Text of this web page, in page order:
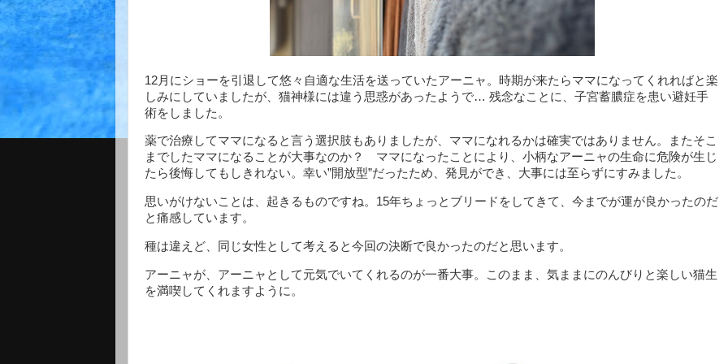
12月にショーを引退して悠々自適な生活を送っていたアーニャ。時期が来たらママになってくれればと楽
しみにしていましたが、猫神様には違う思惑があったようで… 残念なことに、子宮蓄膿症を患い避妊手
術をしました。
薬で治療してママになると言う選択肢もありましたが、ママになれるかは確実ではありません。またそこ
までしたママになることが大事なのか？ ママになったことにより、小柄なアーニャの生命に危険が生じ
たら後悔してもしきれない。幸い”開放型”だったため、発見ができ、大事には至らずにすみました。
思いがけないことは、起きるものですね。15年ちょっとブリードをしてきて、今までが運が良かったのだ
と痛感しています。
種は違えど、同じ女性として考えると今回の決断で良かったのだと思います。
アーニャが、アーニャとして元気でいてくれるのが一番大事。このまま、気ままにのんびりと楽しい猫生
を満喫してくれますように。